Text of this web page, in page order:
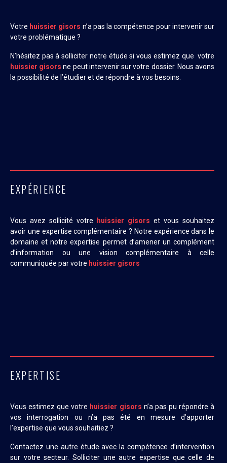
Votre huissier gisors n’a pas la compétence pour intervenir sur
votre problématique ?
N’hésitez pas à solliciter notre étude si vous estimez que votre
huissier gisors ne peut intervenir sur votre dossier. Nous avons
la possibilité de l’étudier et de répondre à vos besoins.
EXPÉRIENCE
Vous avez sollicité votre huissier gisors et vous souhaitez
avoir une expertise complémentaire ? Notre expérience dans le
domaine et notre expertise permet d’amener un complément
d’information ou une vision complémentaire à celle
communiquée par votre huissier gisors
EXPERTISE
Vous estimez que votre huissier gisors n’a pas pu répondre à
vos interrogation ou n’a pas été en mesure d’apporter
l’expertise que vous souhaitiez ?
Contactez une autre étude avec la compétence d’intervention
sur votre secteur. Solliciter une autre expertise que celle de